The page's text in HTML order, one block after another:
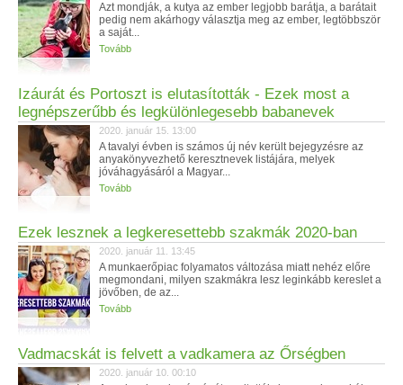
Azt mondják, a kutya az ember legjobb barátja, a barátait
pedig nem akárhogy választja meg az ember, legtöbbször
a saját...
Tovább
Izáurát és Portoszt is elutasították - Ezek most a
legnépszerűbb és legkülönlegesebb babanevek
2020. január 15. 13:00
A tavalyi évben is számos új név került bejegyzésre az
anyakönyvezhető keresztnevek listájára, melyek
jóváhagyásáról a Magyar...
Tovább
Ezek lesznek a legkeresettebb szakmák 2020-ban
2020. január 11. 13:45
A munkaerőpiac folyamatos változása miatt nehéz előre
megmondani, milyen szakmákra lesz leginkább kereslet a
jövőben, de az...
Tovább
Vadmacskát is felvett a vadkamera az Őrségben
2020. január 10. 00:10